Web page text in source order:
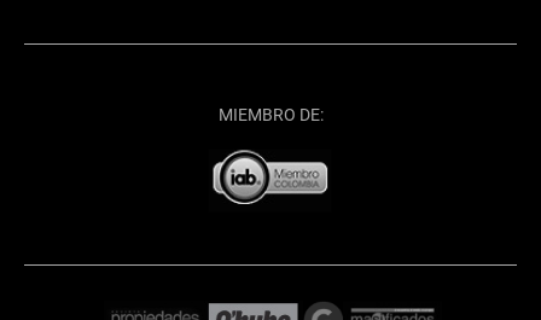
MIEMBRO DE: